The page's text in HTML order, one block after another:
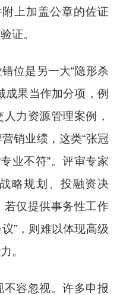
附上加盖公章的佐证
证。
位是另一大“隐形杀
成果当作加分项，例
力资源管理案例，
销业绩，这类“张冠
业不符”。评审专家
略规划、投融资决
仅提供事务性工作
”，则难以体现高级
。
容忽视。许多申报